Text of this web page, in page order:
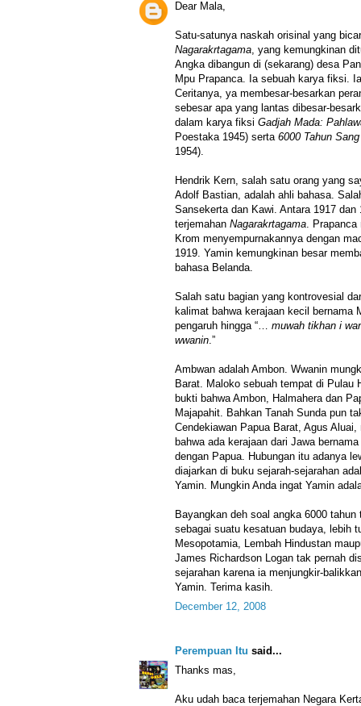
Dear Mala,
Satu-satunya naskah orisinal yang
Nagarakrtagama , yang kemungkinan
Angka dibangun di (sekarang) desa
Mpu Prapanca. Ia sebuah karya fiksi.
Ceritanya, ya membesar-besarkan
sebesar apa yang lantas dibesar-
dalam karya fiksi Gadjah Mada:
Poestaka 1945) serta 6000 Tahun
1954).
Hendrik Kern, salah satu orang yang
Adolf Bastian, adalah ahli bahasa.
Sansekerta dan Kawi. Antara 1917 dan
terjemahan Nagarakrtagama .
Krom menyempurnakannya dengan
1919. Yamin kemungkinan besar
bahasa Belanda.
Salah satu bagian yang kontrovesial
kalimat bahwa kerajaan kecil bernama
pengaruh hingga “… muwah tikhan i
wwanin .”
Ambwan adalah Ambon. Wwanin
Barat. Maloko sebuah tempat di Pulau
bukti bahwa Ambon, Halmahera dan
Majapahit. Bahkan Tanah Sunda pun
Cendekiawan Papua Barat, Agus
bahwa ada kerajaan dari Jawa
dengan Papua. Hubungan itu adanya
diajarkan di buku sejarah-sejarahan
Yamin. Mungkin Anda ingat Yamin
Bayangkan deh soal angka 6000
sebagai suatu kesatuan budaya, lebih
Mesopotamia, Lembah Hindustan
James Richardson Logan tak pernah
sejarahan karena ia menjungkir-
Yamin. Terima kasih.
December 12, 2008
Perempuan Itu said...
Thanks mas,
Aku udah baca terjemahan Negara